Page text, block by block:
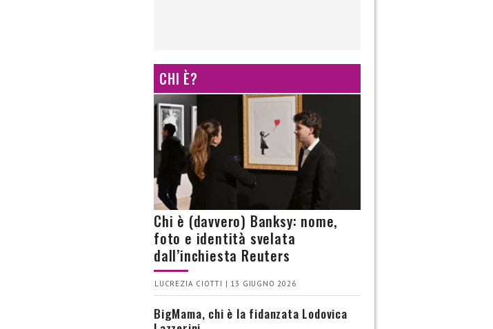
CHI È?
Chi è (davvero) Banksy: nome,
foto e identità svelata
dall’inchiesta Reuters
LUCREZIA CIOTTI | 13 GIUGNO 2026
BigMama, chi è la fidanzata Lodovica